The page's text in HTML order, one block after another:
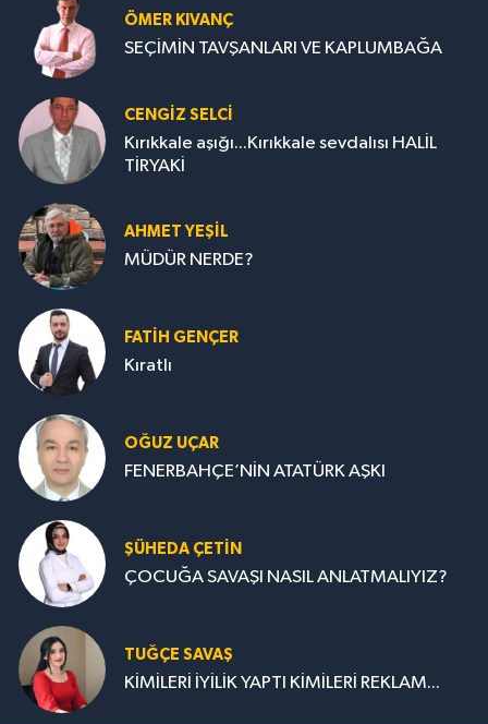
ÖMER KIVANÇ
SEÇİMİN TAVŞANLARI VE KAPLUMBAĞA
CENGİZ SELCİ
Kırıkkale aşığı...Kırıkkale sevdalısı HALİL
TİRYAKİ
AHMET YEŞİL
MÜDÜR NERDE?
FATIH GENÇER
Kıratlı
OĞUZ UÇAR
FENERBAHÇE’NİN ATATÜRK AŞKI
ŞÜHEDA ÇETİN
ÇOCUĞA SAVAŞI NASIL ANLATMALIYIZ?
TUĞÇE SAVAŞ
KİMİLERİ İYİLİK YAPTI KİMİLERİ REKLAM...